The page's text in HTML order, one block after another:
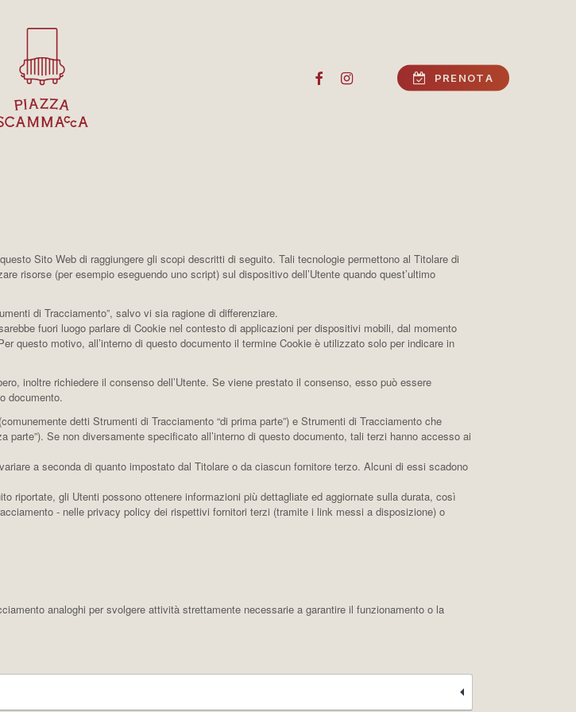
PRE NOTA
FACEBOOKINSTAGRAM
Sito Web di raggiungere gli scopi descritti di seguito. Tali tecnologie permettono al Titolare di
risorse (per esempio eseguendo uno script) sul dispositivo dell’Utente quando quest’ultimo
di Tracciamento”, salvo vi sia ragione di differenziare.
fuori luogo parlare di Cookie nel contesto di applicazioni per dispositivi mobili, dal momento
questo motivo, all’interno di questo documento il termine Cookie è utilizzato solo per indicare in
inoltre richiedere il consenso dell’Utente. Se viene prestato il consenso, esso può essere
documento.
detti Strumenti di Tracciamento “di prima parte”) e Strumenti di Tracciamento che
Se non diversamente specificato all’interno di questo documento, tali terzi hanno accesso ai
a seconda di quanto impostato dal Titolare o da ciascun fornitore terzo. Alcuni di essi scadono
riportate, gli Utenti possono ottenere informazioni più dettagliate ed aggiornate sulla durata, così
- nelle privacy policy dei rispettivi fornitori terzi (tramite i link messi a disposizione) o
analoghi per svolgere attività strettamente necessarie a garantire il funzionamento o la